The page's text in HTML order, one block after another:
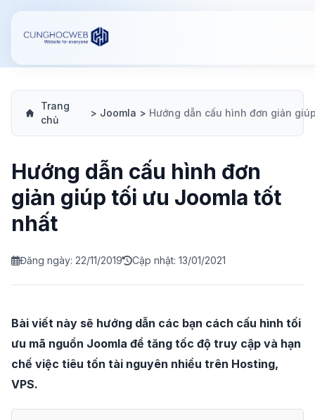
Trang
chủ
> Joomla >
Hướng dẫn cấu hình đơn
giản giúp tối ưu Joomla tốt
nhất
Đăng ngày: 22/11/2019 Cập nhật: 13/01/2021
Bài viết này sẽ hướng dẫn các bạn cách cấu hình tối
ưu mã nguồn Joomla để tăng tốc độ truy cập và hạn
chế việc tiêu tốn tài nguyên nhiều trên Hosting,
VPS.